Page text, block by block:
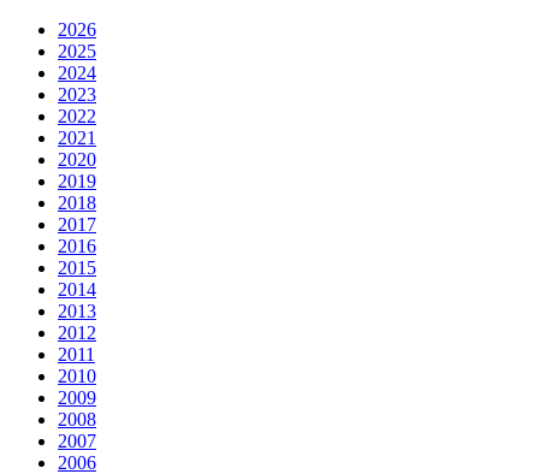
2026
2025
2024
2023
2022
2021
2020
2019
2018
2017
2016
2015
2014
2013
2012
2011
2010
2009
2008
2007
2006